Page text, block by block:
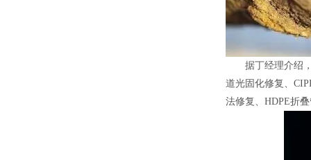
据丁经理介绍
道光固化修复、
法修复、HDPE折